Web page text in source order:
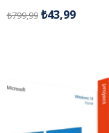
₺799,99 ₺43,99